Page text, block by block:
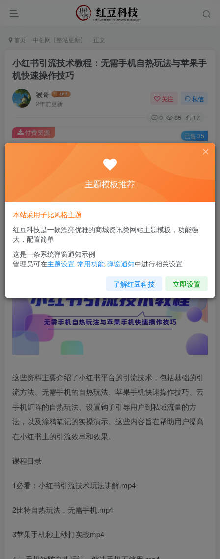
首页 中创网【整站更新】 正文
小红书引流技术教程：无需手机自热玩法与苹果手
机快速操作技巧
猴哥
2年前更新
关注 私信
0 85 17
此内容为付费资源，请付费后查看
￥9.9
您当前未登录！建议登陆后购买，可保存购买订单
付费资源 已售 35
这些资料主要介绍了小红书平台的引流技术，包括基础的引
流方法、无需手机的自热玩法、苹果手机快速操作技巧、云
手机矩阵的自热玩法、设置钩子引导用户到私域流量的方
法，以及涂鸦笔记的实操演示。这些内容旨在帮助用户提高
在小红书上的引流效率和效果。
课程目录
1必看：小红书引流技术玩法讲解.mp4
2比特自热玩法，无需手机.mp4
3苹果手机秒上秒打实战mp4
主题模板推荐
本站采用子比风格主题
红豆科技是一款漂亮优雅的商城资讯类网站主题模板，功能强
大，配置简单
这是一条系统弹窗通知示例
管理员可在主题设置-常用功能-弹窗通知中进行相关设置
了解红豆科技 立即设置